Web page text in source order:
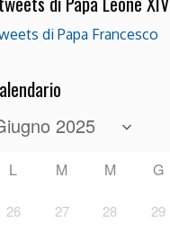
di Papa Francesco
L M M G
26 27 28 29